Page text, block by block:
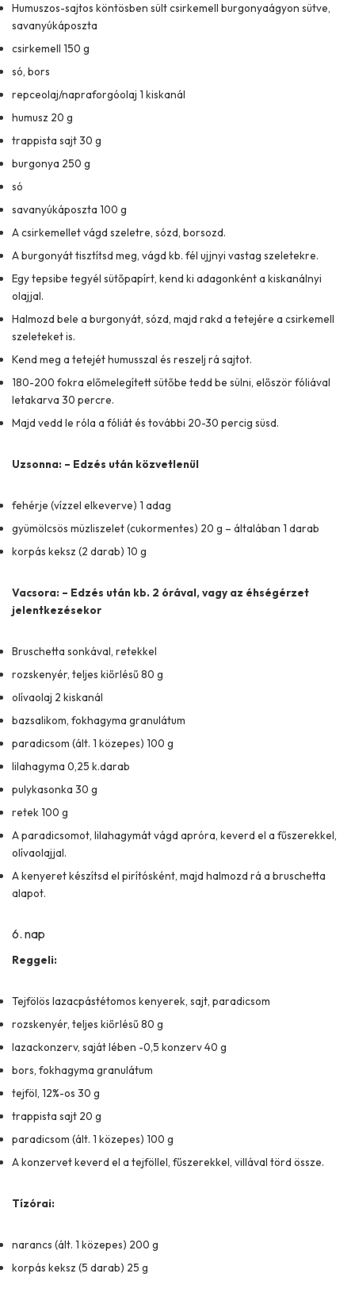
Humuszos-sajtos köntösben sült csirkemell burgonyaágyon sütve,
savanyúkáposzta
csirkemell 150 g
só, bors
repceolaj/napraforgóolaj 1 kiskanál
humusz 20 g
trappista sajt 30 g
burgonya 250 g
só
savanyúkáposzta 100 g
A csirkemellet vágd szeletre, sózd, borsozd.
A burgonyát tisztítsd meg, vágd kb. fél ujjnyi vastag szeletekre.
Egy tepsibe tegyél sütőpapírt, kend ki adagonként a kiskanálnyi
olajjal.
Halmozd bele a burgonyát, sózd, majd rakd a tetejére a csirkemell
szeleteket is.
Kend meg a tetejét humusszal és reszelj rá sajtot.
180-200 fokra előmelegített sütőbe tedd be sülni, először fóliával
letakarva 30 percre.
Majd vedd le róla a fóliát és további 20-30 percig süsd.
Uzsonna: – Edzés után közvetlenül
fehérje (vízzel elkeverve) 1 adag
gyümölcsös müzliszelet (cukormentes) 20 g – általában 1 darab
korpás keksz (2 darab) 10 g
Vacsora: – Edzés után kb. 2 órával, vagy az éhségérzet
jelentkezésekor
Bruschetta sonkával, retekkel
rozskenyér, teljes kiőrlésű 80 g
olívaolaj 2 kiskanál
bazsalikom, fokhagyma granulátum
paradicsom (ált. 1 közepes) 100 g
lilahagyma 0,25 k.darab
pulykasonka 30 g
retek 100 g
A paradicsomot, lilahagymát vágd apróra, keverd el a fűszerekkel,
olívaolajjal.
A kenyeret készítsd el pirítósként, majd halmozd rá a bruschetta
alapot.
6. nap
Reggeli:
Tejfölös lazacpástétomos kenyerek, sajt, paradicsom
rozskenyér, teljes kiőrlésű 80 g
lazackonzerv, saját lében -0,5 konzerv 40 g
bors, fokhagyma granulátum
tejföl, 12%-os 30 g
trappista sajt 20 g
paradicsom (ált. 1 közepes) 100 g
A konzervet keverd el a tejföllel, fűszerekkel, villával törd össze.
Tízórai:
narancs (ált. 1 közepes) 200 g
korpás keksz (5 darab) 25 g